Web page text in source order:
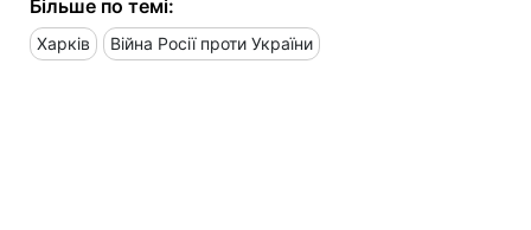
Більше по темі:
Харків Війна Росії проти України